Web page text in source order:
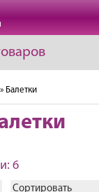
» Балетки
6
Сортировать